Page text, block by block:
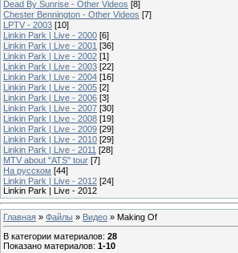
Dead By Sunrise - Other Videos [8]
Chester Bennington - Other Videos [7]
LPTV - 2003 [10]
Linkin Park | Live - 2000 [6]
Linkin Park | Live - 2001 [36]
Linkin Park | Live - 2002 [1]
Linkin Park | Live - 2003 [22]
Linkin Park | Live - 2004 [16]
Linkin Park | Live - 2005 [2]
Linkin Park | Live - 2006 [3]
Linkin Park | Live - 2007 [30]
Linkin Park | Live - 2008 [19]
Linkin Park | Live - 2009 [29]
Linkin Park | Live - 2010 [29]
Linkin Park | Live - 2011 [28]
MTV about "ATS" tour [7]
На русском [44]
Linkin Park | Live - 2012 [24]
Linkin Park | Live - 2012
Главная » Файлы » Видео » Making Of
В категории материалов: 28
Показано материалов: 1-10